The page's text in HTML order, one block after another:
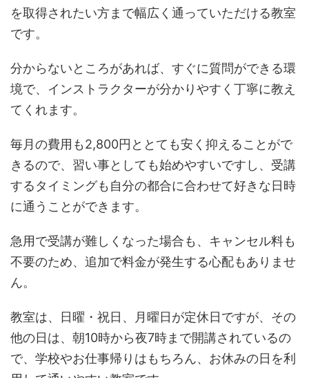
を取得されたい方まで幅広く通っていただける教室
です。
分からないところがあれば、すぐに質問ができる環
境で、インストラクターが分かりやすく丁寧に教え
てくれます。
毎月の費用も2,800円ととても安く抑えることがで
きるので、習い事としても始めやすいですし、受講
するタイミングも自分の都合に合わせて好きな日時
に通うことができます。
急用で受講が難しくなった場合も、キャンセル料も
不要のため、追加で料金が発生する心配もありませ
ん。
教室は、日曜・祝日、月曜日が定休日ですが、その
他の日は、朝10時から夜7時まで開講されているの
で、学校やお仕事帰りはもちろん、お休みの日を利